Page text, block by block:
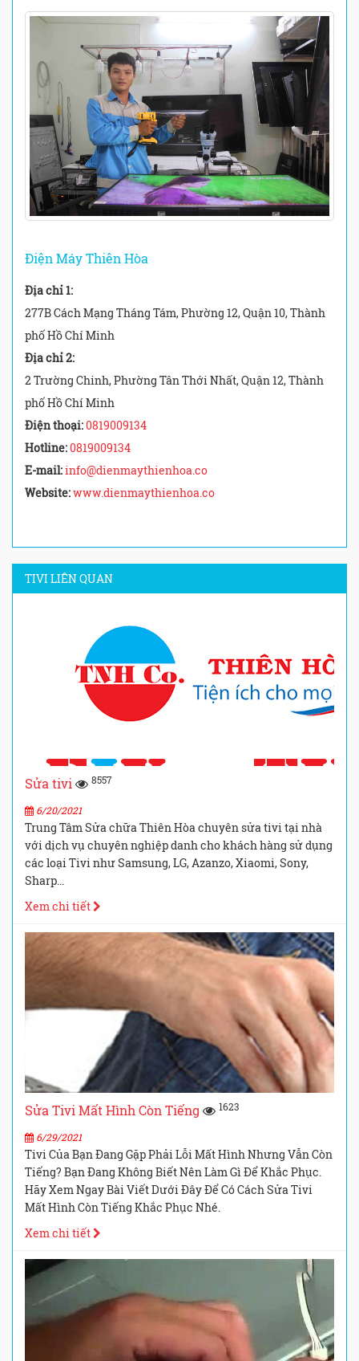
Điện Máy Thiên Hòa
Địa chỉ 1:
277B Cách Mạng Tháng Tám, Phường 12, Quận 10, Thành
phố Hồ Chí Minh
Địa chỉ 2:
2 Trường Chinh, Phường Tân Thới Nhất, Quận 12, Thành
phố Hồ Chí Minh
Điện thoại:0819009134
Hotline:0819009134
E-mail:info@dienmaythienhoa.co
Website:www.dienmaythienhoa.co
TIVI LIÊN QUAN
Sửa tivi 8557
6/20/2021
Trung Tâm Sửa chữa Thiên Hòa chuyên sửa tivi tại nhà
với dịch vụ chuyên nghiệp danh cho khách hàng sử dụng
các loại Tivi như Samsung, LG, Azanzo, Xiaomi, Sony,
Sharp...
Xem chi tiết
Sửa Tivi Mất Hình Còn Tiếng 1623
6/29/2021
Tivi Của Bạn Đang Gặp Phải Lỗi Mất Hình Nhưng Vẫn Còn
Tiếng? Bạn Đang Không Biết Nên Làm Gì Để Khắc Phục.
Hãy Xem Ngay Bài Viết Dưới Đây Để Có Cách Sửa Tivi
Mất Hình Còn Tiếng Khắc Phục Nhé.
Xem chi tiết